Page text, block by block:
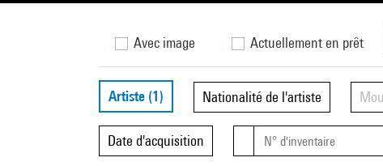
Avec image Actuellement en prêt
Artiste (1) Nationalité de l'artiste
Date d'acquisition